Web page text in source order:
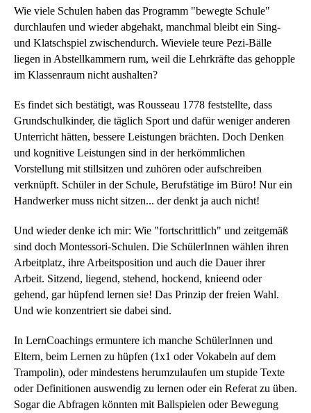
Wie viele Schulen haben das Programm "bewegte Schule"
durchlaufen und wieder abgehakt, manchmal bleibt ein Sing-
und Klatschspiel zwischendurch. Wieviele teure Pezi-Bälle
liegen in Abstellkammern rum, weil die Lehrkräfte das gehopple
im Klassenraum nicht aushalten?
Es findet sich bestätigt, was Rousseau 1778 feststellte, dass
Grundschulkinder, die täglich Sport und dafür weniger anderen
Unterricht hätten, bessere Leistungen brächten. Doch Denken
und kognitive Leistungen sind in der herkömmlichen
Vorstellung mit stillsitzen und zuhören oder aufschreiben
verknüpft. Schüler in der Schule, Berufstätige im Büro! Nur ein
Handwerker muss nicht sitzen... der denkt ja auch nicht!
Und wieder denke ich mir: Wie "fortschrittlich" und zeitgemäß
sind doch Montessori-Schulen. Die SchülerInnen wählen ihren
Arbeitplatz, ihre Arbeitsposition und auch die Dauer ihrer
Arbeit. Sitzend, liegend, stehend, hockend, knieend oder
gehend, gar hüpfend lernen sie! Das Prinzip der freien Wahl.
Und wie konzentriert sie dabei sind.
In LernCoachings ermuntere ich manche SchülerInnen und
Eltern, beim Lernen zu hüpfen (1x1 oder Vokabeln auf dem
Trampolin), oder mindestens herumzulaufen um stupide Texte
oder Definitionen auswendig zu lernen oder ein Referat zu üben.
Sogar die Abfragen könnten mit Ballspielen oder Bewegung